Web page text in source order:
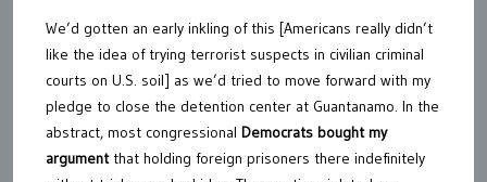
We’d gotten an early inkling of this [Americans really didn’t
like the idea of trying terrorist suspects in civilian criminal
courts on U.S. soil] as we’d tried to move forward with my
pledge to close the detention center at Guantanamo. In the
abstract, most congressional Democrats bought my
argumentthat holding foreign prisoners there indefinitely